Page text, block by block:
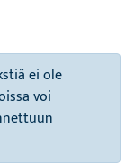
ei ole
voi